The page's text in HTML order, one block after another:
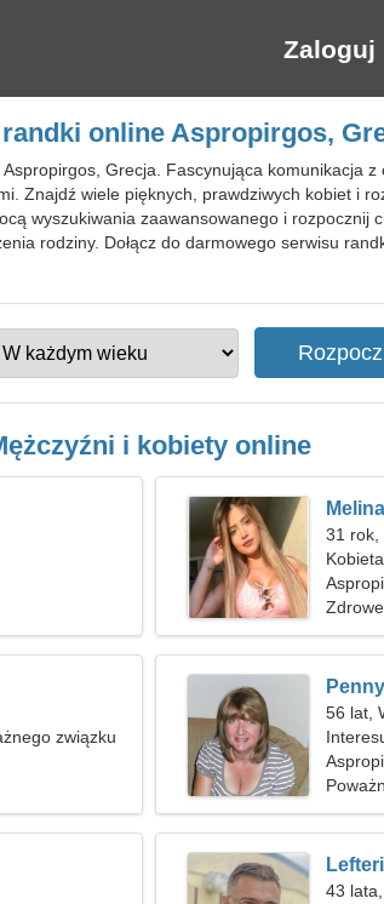
Zaloguj
online Aspropirgos,
Grecja. Fascynująca komunikacja
Znajdź wiele pięknych, prawdziwych kobiet i
wyszukiwania zaawansowanego i rozpocznij
rodziny. Dołącz do darmowego serwisu
i kobiety online
Melina
31 rok,
związku
Penny
56 lat,
43